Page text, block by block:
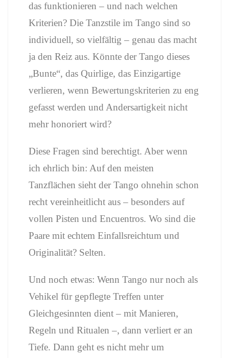
das funktionieren – und nach welchen
Kriterien? Die Tanzstile im Tango sind so
individuell, so vielfältig – genau das macht
ja den Reiz aus. Könnte der Tango dieses
„Bunte“, das Quirlige, das Einzigartige
verlieren, wenn Bewertungskriterien zu eng
gefasst werden und Andersartigkeit nicht
mehr honoriert wird?
Diese Fragen sind berechtigt. Aber wenn
ich ehrlich bin: Auf den meisten
Tanzflächen sieht der Tango ohnehin schon
recht vereinheitlicht aus – besonders auf
vollen Pisten und Encuentros. Wo sind die
Paare mit echtem Einfallsreichtum und
Originalität? Selten.
Und noch etwas: Wenn Tango nur noch als
Vehikel für gepflegte Treffen unter
Gleichgesinnten dient – mit Manieren,
Regeln und Ritualen –, dann verliert er an
Tiefe. Dann geht es nicht mehr um